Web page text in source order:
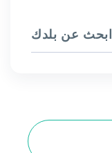
ابحث عن بلدك